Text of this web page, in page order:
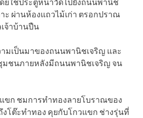
ยใช้ประตูหน้าวัดไปยังถนนพานิช
ะ ผ่านห้องแถวไม้เก่า ตรอกปราณ
จ้าบ้านปืน
ามเป็นมาของถนนพานิชเจริญ และ
มชนภายหลังมีถนนพานิชเจริญ จน
แขก ชมการทำทองลายโบราณของ
งโต๊ะทำทอง คุยกับโกวแขก ช่างรุ่นที่